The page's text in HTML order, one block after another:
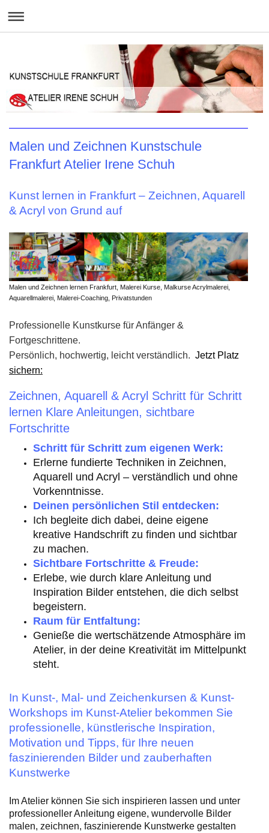
Malen und Zeichnen Kunstschule
Frankfurt Atelier Irene Schuh
Kunst lernen in Frankfurt – Zeichnen, Aquarell
& Acryl von Grund auf
Malen und Zeichnen lernen Frankfurt, Malerei Kurse, Malkurse Acrylmalerei,
Aquarellmalerei, Malerei-Coaching, Privatstunden
Professionelle Kunstkurse für Anfänger &
Fortgeschrittene.
Persönlich, hochwertig, leicht verständlich. Jetzt Platz
sichern:
Zeichnen, Aquarell & Acryl Schritt für Schritt
lernen Klare Anleitungen, sichtbare
Fortschritte
Schritt für Schritt zum eigenen Werk:
Erlerne fundierte Techniken in Zeichnen,
Aquarell und Acryl – verständlich und ohne
Vorkenntnisse.
Deinen persönlichen Stil entdecken:
Ich begleite dich dabei, deine eigene
kreative Handschrift zu finden und sichtbar
zu machen.
Sichtbare Fortschritte & Freude:
Erlebe, wie durch klare Anleitung und
Inspiration Bilder entstehen, die dich selbst
begeistern.
Raum für Entfaltung:
Genieße die wertschätzende Atmosphäre im
Atelier, in der deine Kreativität im Mittelpunkt
steht.
In Kunst-, Mal- und Zeichenkursen & Kunst-
Workshops im Kunst-Atelier bekommen Sie
professionelle, künstlerische Inspiration,
Motivation und Tipps, für Ihre neuen
faszinierenden Bilder und zauberhaften
Kunstwerke
Im Atelier können Sie sich inspirieren lassen und unter
professioneller Anleitung eigene, wundervolle Bilder
malen, zeichnen, faszinierende Kunstwerke gestalten